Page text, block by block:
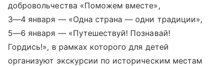
добровольчества «Поможем вместе»,
3—4 января — «Одна страна — одни традиции»,
5—6 января — «Путешествуй! Познавай!
Гордись!», в рамках которого для детей
организуют экскурсии по историческим местам